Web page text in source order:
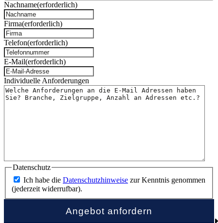
Nachname(erforderlich)
Firma(erforderlich)
Telefon(erforderlich)
E-Mail(erforderlich)
Individuelle Anforderungen
Datenschutz
Ich habe die Datenschutzhinweise zur Kenntnis genommen
(jederzeit widerrufbar).